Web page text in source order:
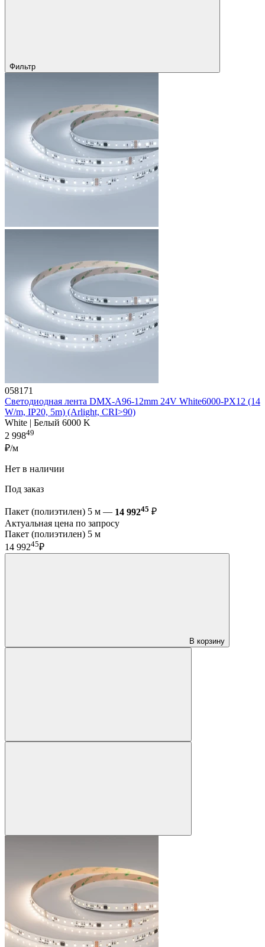
Фильтр
058171
Светодиодная лента DMX-A96-12mm 24V White6000-PX12 (14
W/m, IP20, 5m) (Arlight, CRI>90)
White | Белый 6000 K
2 99849
₽/м
Нет в наличии
Под заказ
Пакет (полиэтилен) 5 м — 14 99245 ₽
Актуальная цена по запросу
Пакет (полиэтилен) 5 м
14 99245₽
В корзину